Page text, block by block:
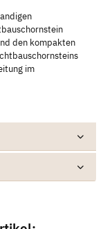
den kompakten
im